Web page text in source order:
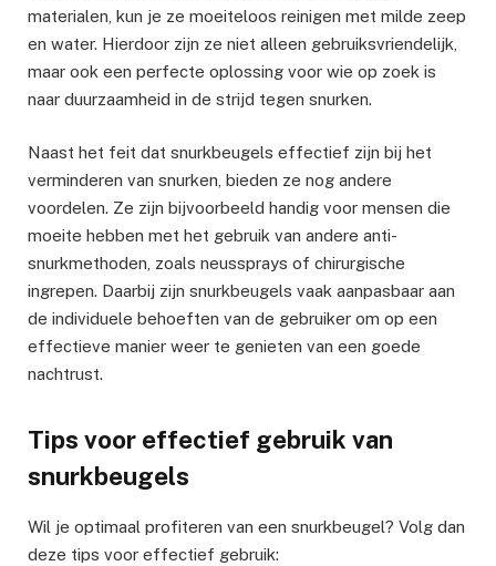
materialen, kun je ze moeiteloos reinigen met milde zeep
en water. Hierdoor zijn ze niet alleen gebruiksvriendelijk,
maar ook een perfecte oplossing voor wie op zoek is
naar duurzaamheid in de strijd tegen snurken.
Naast het feit dat snurkbeugels effectief zijn bij het
verminderen van snurken, bieden ze nog andere
voordelen. Ze zijn bijvoorbeeld handig voor mensen die
moeite hebben met het gebruik van andere anti-
snurkmethoden, zoals neussprays of chirurgische
ingrepen. Daarbij zijn snurkbeugels vaak aanpasbaar aan
de individuele behoeften van de gebruiker om op een
effectieve manier weer te genieten van een goede
nachtrust.
Tips voor effectief gebruik van
snurkbeugels
Wil je optimaal profiteren van een snurkbeugel? Volg dan
deze tips voor effectief gebruik: